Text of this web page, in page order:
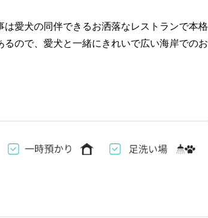
愛犬の同伴できるお洒落なレストランで本格
ので、愛犬と一緒にきれいで広い海岸でのお